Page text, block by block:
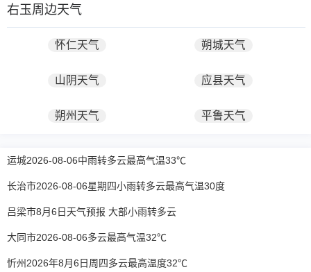
右玉周边天气
怀仁天气 朔城天气
山阴天气 应县天气
朔州天气 平鲁天气
运城2026-08-06中雨转多云最高气温33℃
长治市2026-08-06星期四小雨转多云最高气温30度
吕梁市8月6日天气预报 大部小雨转多云
大同市2026-08-06多云最高气温32℃
忻州2026年8月6日周四多云最高温度32℃